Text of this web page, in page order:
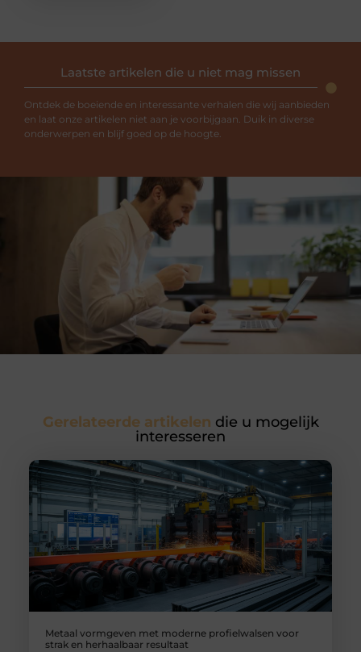
Laatste artikelen die u niet mag missen
Ontdek de boeiende en interessante verhalen die wij aanbieden
en laat onze artikelen niet aan je voorbijgaan. Duik in diverse
onderwerpen en blijf goed op de hoogte.
Gerelateerde artikelen die u mogelijk
interesseren
Metaal vormgeven met moderne profielwalsen voor
strak en herhaalbaar resultaat